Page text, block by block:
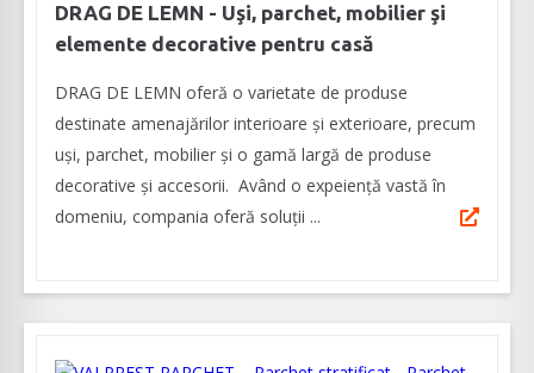
DRAG DE LEMN - Uşi, parchet, mobilier şi
elemente decorative pentru casă
DRAG DE LEMN oferă o varietate de produse
destinate amenajărilor interioare şi exterioare, precum
uşi, parchet, mobilier şi o gamă largă de produse
decorative şi accesorii. Având o expeienţă vastă în
domeniu, compania oferă soluţii ...